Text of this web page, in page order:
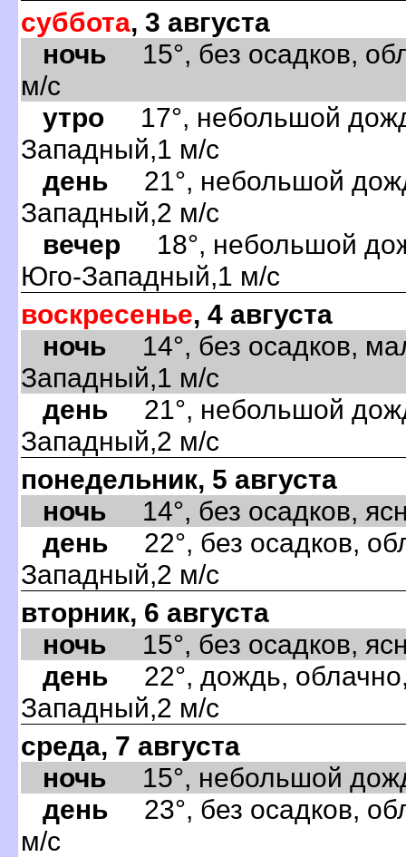
суббота, 3 августа
ночь 15°, без осадков,
м/с
утро 17°, небольшой
Западный,1 м/с
день 21°, небольшой
Западный,2 м/с
вечер 18°, небольшой
Юго-Западный,1 м/с
воскресенье, 4 августа
ночь 14°, без осадков,
Западный,1 м/с
день 21°, небольшой
Западный,2 м/с
понедельник, 5 августа
ночь 14°, без осадков,
день 22°, без осадков,
Западный,2 м/с
вторник, 6 августа
ночь 15°, без осадков,
день 22°, дождь,
Западный,2 м/с
среда, 7 августа
ночь 15°, небольшой
день 23°, без осадков,
м/с